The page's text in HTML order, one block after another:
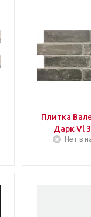
Плитка
Дарк Vl
Нет в